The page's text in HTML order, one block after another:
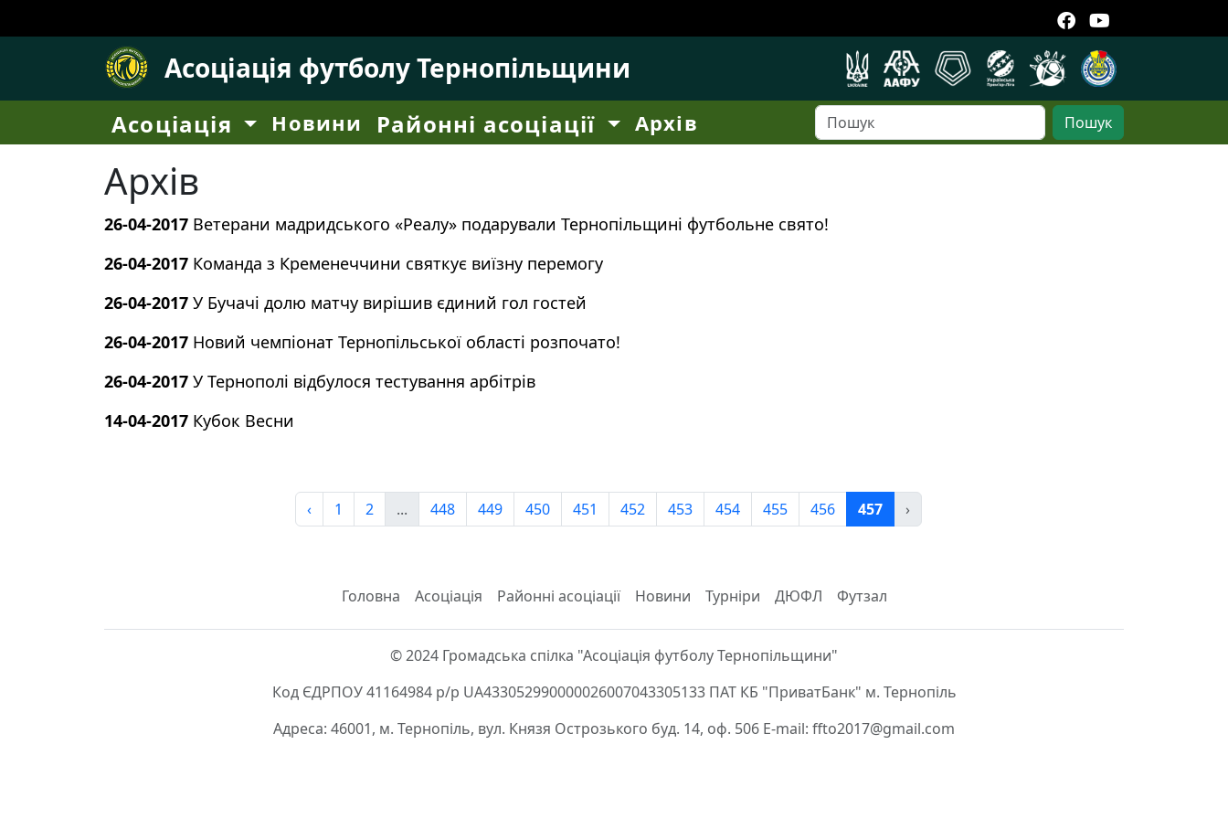
Асоціація футболу Тернопільщини
Асоціація Новини Районні асоціації Архів Пошук
Архів
26-04-2017 Ветерани мадридського «Реалу» подарували Тернопільщині футбольне свято!
26-04-2017 Команда з Кременеччини святкує виїзну перемогу
26-04-2017 У Бучачі долю матчу вирішив єдиний гол гостей
26-04-2017 Новий чемпіонат Тернопільської області розпочато!
26-04-2017 У Тернополі відбулося тестування арбітрів
14-04-2017 Кубок Весни
‹ 1 2 ... 448 449 450 451 452 453 454 455 456 457 ›
Головна Асоціація Районні асоціації Новини Турніри ДЮФЛ Футзал
© 2024 Громадська спілка "Асоціація футболу Тернопільщини"
Код ЄДРПОУ 41164984 р/р UA433052990000026007043305133 ПАТ КБ "ПриватБанк" м. Тернопіль
Адреса: 46001, м. Тернопіль, вул. Князя Острозького буд. 14, оф. 506 E-mail: ffto2017@gmail.com